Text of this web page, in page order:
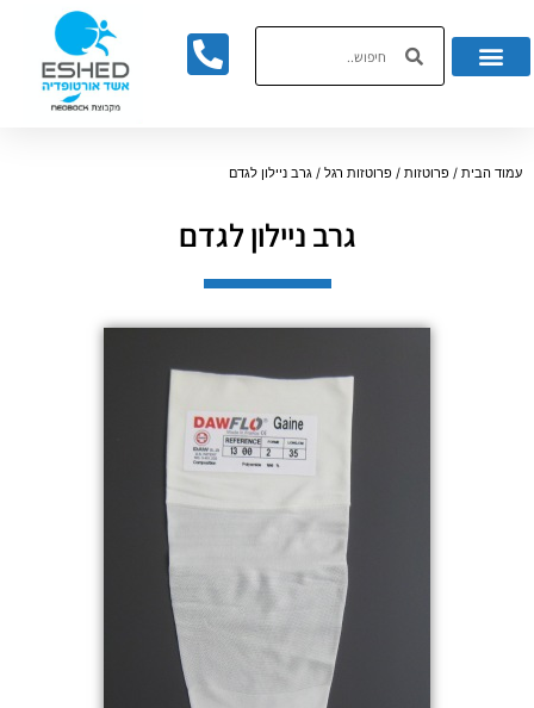
עמוד הבית / פרוטזות / פרוטזות רגל / גרב ניילון לגדם
גרב ניילון לגדם